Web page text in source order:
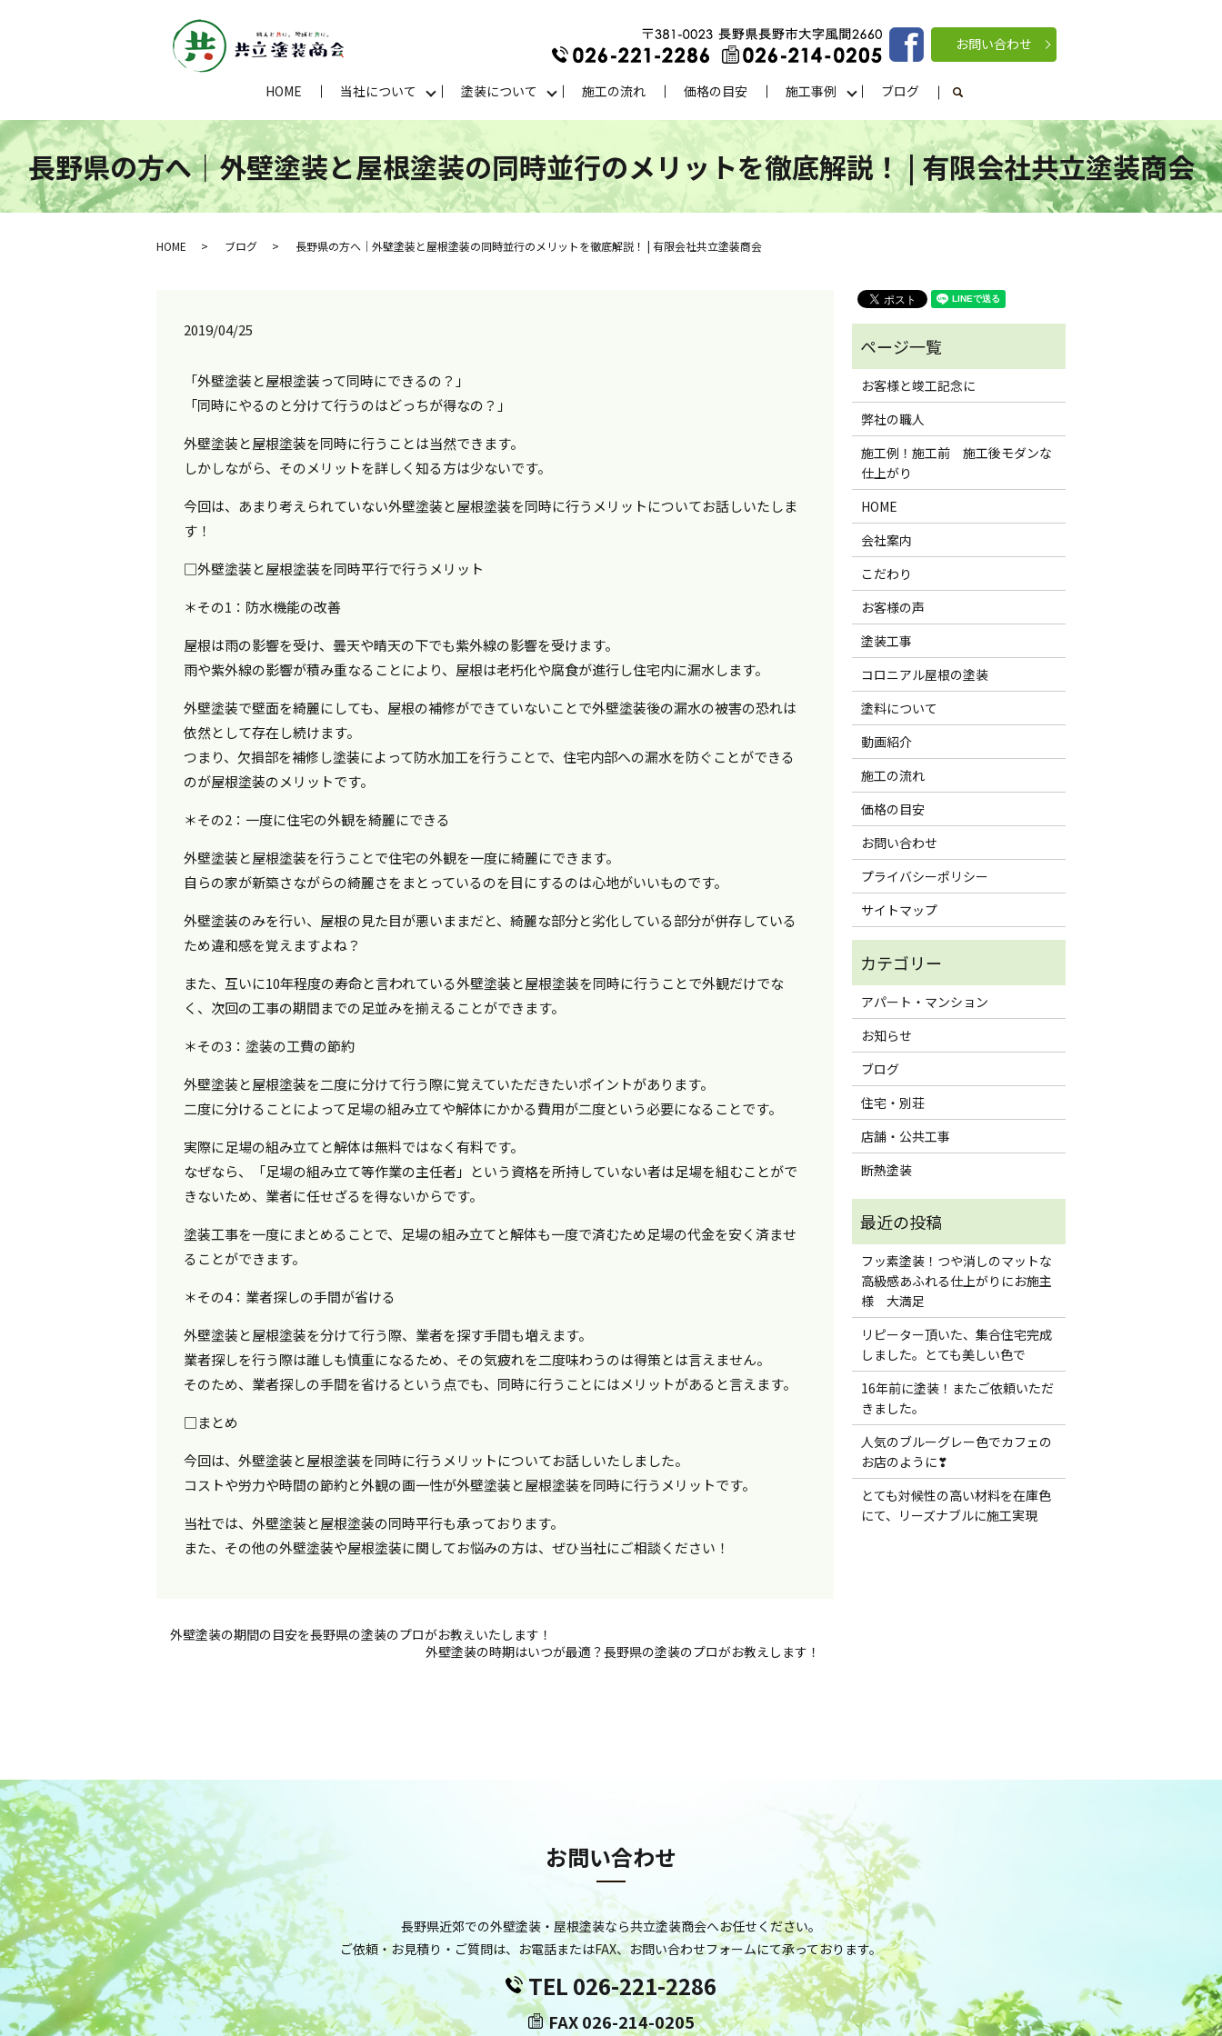
お問い合わせ
HOME 当社について 塗装について 施工の流れ 価格の目安 施工事例 ブログ search
長野県の方へ｜外壁塗装と屋根塗装の同時並行のメリットを徹底解説！ | 有限会社共立塗装商会
HOME ブログ 長野県の方へ｜外壁塗装と屋根塗装の同時並行のメリットを徹底解説！ | 有限会社共立塗装商会
2019/04/25
「外壁塗装と屋根塗装って同時にできるの？」
「同時にやるのと分けて行うのはどっちが得なの？」
外壁塗装と屋根塗装を同時に行うことは当然できます。
しかしながら、そのメリットを詳しく知る方は少ないです。
今回は、あまり考えられていない外壁塗装と屋根塗装を同時に行うメリットについてお話しいたしま
す！
□外壁塗装と屋根塗装を同時平行で行うメリット
＊その1：防水機能の改善
屋根は雨の影響を受け、曇天や晴天の下でも紫外線の影響を受けます。
雨や紫外線の影響が積み重なることにより、屋根は老朽化や腐食が進行し住宅内に漏水します。
外壁塗装で壁面を綺麗にしても、屋根の補修ができていないことで外壁塗装後の漏水の被害の恐れは
依然として存在し続けます。
つまり、欠損部を補修し塗装によって防水加工を行うことで、住宅内部への漏水を防ぐことができる
のが屋根塗装のメリットです。
＊その2：一度に住宅の外観を綺麗にできる
外壁塗装と屋根塗装を行うことで住宅の外観を一度に綺麗にできます。
自らの家が新築さながらの綺麗さをまとっているのを目にするのは心地がいいものです。
外壁塗装のみを行い、屋根の見た目が悪いままだと、綺麗な部分と劣化している部分が併存している
ため違和感を覚えますよね？
また、互いに10年程度の寿命と言われている外壁塗装と屋根塗装を同時に行うことで外観だけでな
く、次回の工事の期間までの足並みを揃えることができます。
＊その3：塗装の工費の節約
外壁塗装と屋根塗装を二度に分けて行う際に覚えていただきたいポイントがあります。
二度に分けることによって足場の組み立てや解体にかかる費用が二度という必要になることです。
実際に足場の組み立てと解体は無料ではなく有料です。
なぜなら、「足場の組み立て等作業の主任者」という資格を所持していない者は足場を組むことがで
きないため、業者に任せざるを得ないからです。
塗装工事を一度にまとめることで、足場の組み立てと解体も一度で済むため足場の代金を安く済ませ
ることができます。
＊その4：業者探しの手間が省ける
外壁塗装と屋根塗装を分けて行う際、業者を探す手間も増えます。
業者探しを行う際は誰しも慎重になるため、その気疲れを二度味わうのは得策とは言えません。
そのため、業者探しの手間を省けるという点でも、同時に行うことにはメリットがあると言えます。
□まとめ
今回は、外壁塗装と屋根塗装を同時に行うメリットについてお話しいたしました。
コストや労力や時間の節約と外観の画一性が外壁塗装と屋根塗装を同時に行うメリットです。
当社では、外壁塗装と屋根塗装の同時平行も承っております。
また、その他の外壁塗装や屋根塗装に関してお悩みの方は、ぜひ当社にご相談ください！
外壁塗装の期間の目安を長野県の塗装のプロがお教えいたします！
外壁塗装の時期はいつが最適？長野県の塗装のプロがお教えします！
お客様と竣工記念に
弊社の職人
施工例！施工前 施工後モダンな
仕上がり
HOME
会社案内
こだわり
お客様の声
塗装工事
コロニアル屋根の塗装
塗料について
動画紹介
施工の流れ
価格の目安
お問い合わせ
プライバシーポリシー
サイトマップ
アパート・マンション
お知らせ
ブログ
住宅・別荘
店舗・公共工事
断熱塗装
フッ素塗装！つや消しのマットな
高級感あふれる仕上がりにお施主
様 大満足
リピーター頂いた、集合住宅完成
しました。とても美しい色で
16年前に塗装！またご依頼いただ
きました。
人気のブルーグレー色でカフェの
お店のように❣
とても対候性の高い材料を在庫色
にて、リーズナブルに施工実現
お問い合わせ
長野県近郊での外壁塗装・屋根塗装なら共立塗装商会へお任せください。
ご依頼・お見積り・ご質問は、お電話またはFAX、お問い合わせフォームにて承っております。
TEL 026-221-2286
FAX 026-214-0205